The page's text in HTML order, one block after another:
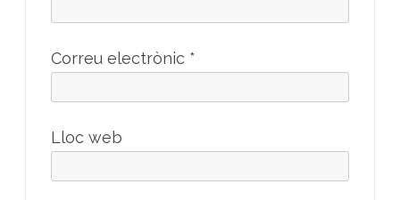
Correu electrònic *
Lloc web